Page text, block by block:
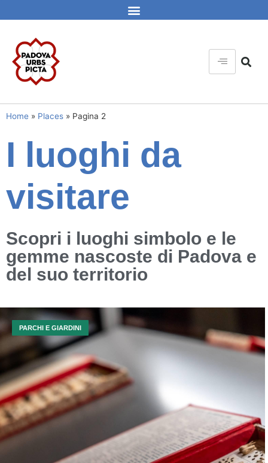
Home » Places » Pagina 2
I luoghi da
visitare
Scopri i luoghi simbolo e le
gemme nascoste di Padova e
del suo territorio
PARCHI E GIARDINI